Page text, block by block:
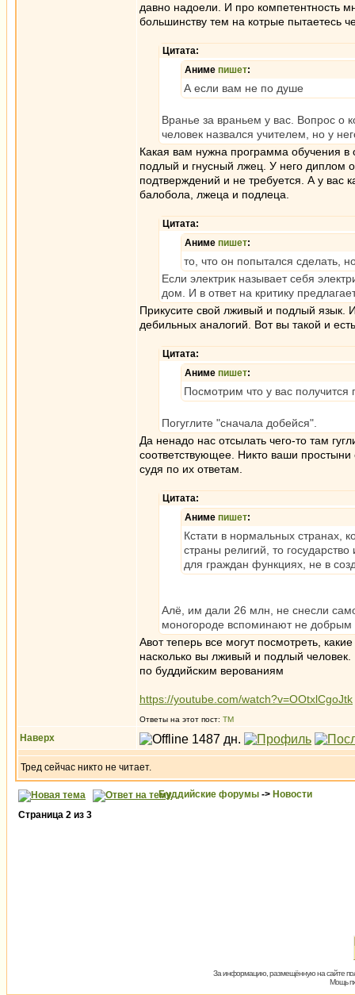
давно надоели. И про компетентность
большинству тем на котрые пытаетесь
Цитата:
Аниме пишет:
А если вам не по душе
Вранье за враньем у вас. Вопрос о
человек назвался учителем, но у
Какая вам нужна программа обучения в
подлый и гнусный лжец. У него диплом
подтверждений и не требуется. А у вас
балобола, лжеца и подлеца.
Цитата:
Аниме пишет:
то, что он попытался сделать,
Если электрик называет себя
дом. И в ответ на критику
Прикусите свой лживый и подлый язык.
дебильных аналогий. Вот вы такой и
Цитата:
Аниме пишет:
Посмотрим что у вас
Погуглите "сначала добейся".
Да ненадо нас отсылать чего-то там
соответствующее. Никто ваши
судя по их ответам.
Цитата:
Аниме пишет:
Кстати в нормальных странах,
страны религий, то
для граждан функциях, не в
Алё, им дали 26 млн, не снесли
моногороде вспоминают не
Авот теперь все могут посмотреть,
насколько вы лживый и подлый
по буддийским верованиям
https://youtube.com/watch?v=OOtxlCgoJtk
Ответы на этот пост: ТМ
Наверх
Тред сейчас никто не читает.
Буддийские форумы -> Новости
Страница 2 из 3
За информацию, размещённую на сайте
Мощь